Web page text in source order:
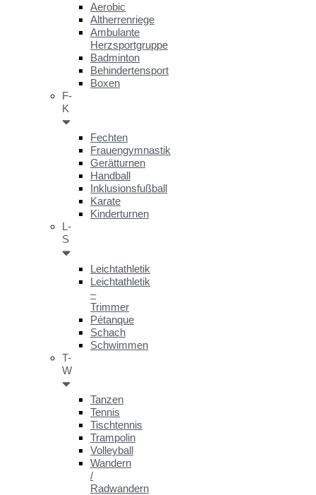
Aerobic
Altherrenriege
Ambulante
Herzsportgruppe
Badminton
Behindertensport
Boxen
F-
K
Fechten
Frauengymnastik
Gerätturnen
Handball
Inklusionsfußball
Karate
Kinderturnen
L-
S
Leichtathletik
Leichtathletik
–
Trimmer
Pétanque
Schach
Schwimmen
T-
W
Tanzen
Tennis
Tischtennis
Trampolin
Volleyball
Wandern
/
Radwandern